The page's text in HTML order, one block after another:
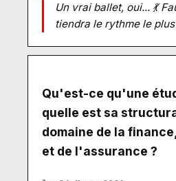
Un vrai ballet, oui... 💃
tiendra le rythme le
Qu'est-ce qu'une
quelle est sa
domaine de la
et de l'assurance ?